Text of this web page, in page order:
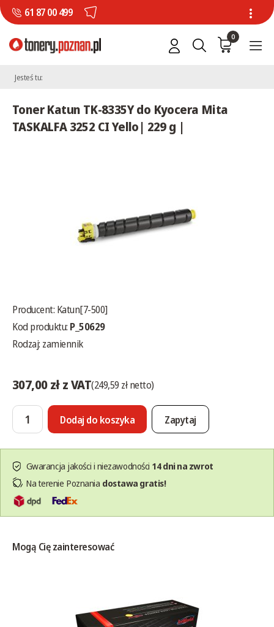
61 87 00 499
0
Jesteś tu:
Toner Katun TK-8335Y do Kyocera Mita
TASKALFA 3252 CI Yello| 229 g |
Producent: Katun[7-500]
Kod produktu: P_50629
Rodzaj: zamiennik
307,00 zł z VAT(249,59 zł netto)
Dodaj do koszyka Zapytaj
Gwarancja jakości i niezawodności 14 dni na zwrot
Na terenie Poznania dostawa gratis!
Mogą Cię zainteresować